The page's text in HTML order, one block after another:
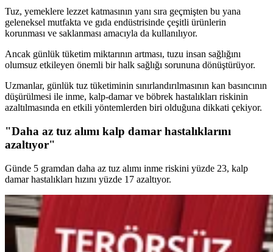
Tuz, yemeklere lezzet katmasının yanı sıra geçmişten bu yana
geleneksel mutfakta ve gıda endüstrisinde çeşitli ürünlerin
korunması ve saklanması amacıyla da kullanılıyor.
Ancak günlük tüketim miktarının artması, tuzu insan sağlığını
olumsuz etkileyen önemli bir halk sağlığı sorununa dönüştürüyor.
Uzmanlar, günlük tuz tüketiminin sınırlandırılmasının kan basıncının
düşürülmesi ile inme, kalp-damar ve böbrek hastalıkları riskinin
azaltılmasında en etkili yöntemlerden biri olduğuna dikkati çekiyor.
"Daha az tuz alımı kalp damar hastalıklarını
azaltıyor"
Günde 5 gramdan daha az tuz alımı inme riskini yüzde 23, kalp
damar hastalıkları hızını yüzde 17 azaltıyor.